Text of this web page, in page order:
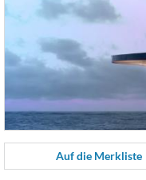
Auf die Merkliste